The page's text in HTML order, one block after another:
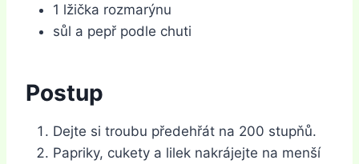
1 lžička rozmarýnu
sůl a pepř podle chuti
Postup
Dejte si troubu předehřát na 200 stupňů.
Papriky, cukety a lilek nakrájejte na menší